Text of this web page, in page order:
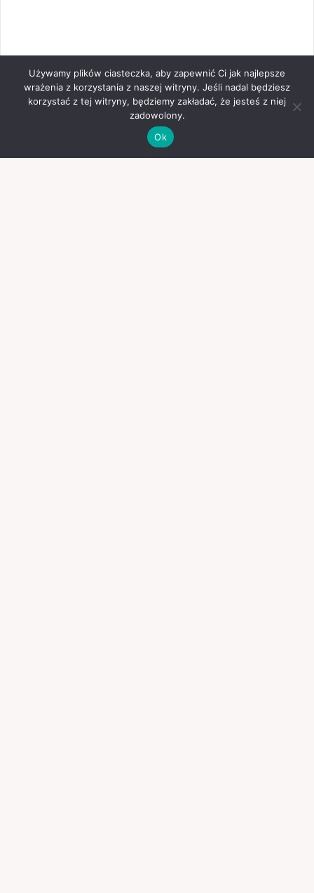
Używamy plików ciasteczka, aby zapewnić Ci jak najlepsze
wrażenia z korzystania z naszej witryny. Jeśli nadal będziesz
korzystać z tej witryny, będziemy zakładać, że jesteś z niej
zadowolony.
Ok